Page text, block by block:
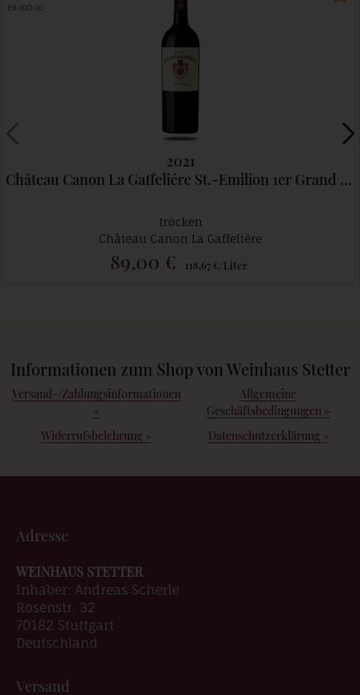
2021
Château Canon La Gaffeliére St.-Emilion 1er Grand Cru Classé B
FR-BIO-10
trocken
Château Canon La Gaffelière
89,00 € 118,67 €/Liter
Informationen zum Shop von Weinhaus Stetter
Versand-/Zahlungsinformationen
»
Allgemeine
Geschäftsbedingungen »
Widerrufsbelehrung » Datenschutzerklärung »
Adresse
WEINHAUS STETTER
Inhaber: Andreas Scherle
Rosenstr. 32
70182 Stuttgart
Deutschland
Versand